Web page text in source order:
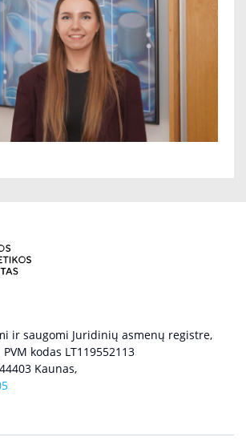
ir saugomi Juridinių asmenų registre,
kodas LT119552113
Kaunas,